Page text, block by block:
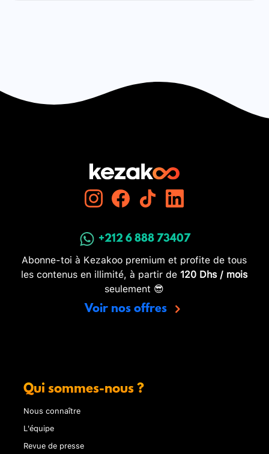
+212 6 888 73407
Abonne-toi à Kezakoo premium et profite de tous
les contenus en illimité, à partir de 120 Dhs / mois
seulement 😎
Voir nos offres
Qui sommes-nous ?
Nous connaître
L'équipe
Revue de presse